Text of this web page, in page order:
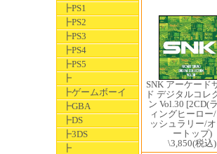
┣PS1
┣PS2
┣PS3
┣PS4
┣PS5
┣
┣ゲームボーイ
┣GBA
┣DS
┣3DS
┣
SNK アーケード
ド デジタルコレ
ン Vol.30 [2CD(
ィングヒーロー
ッシュラリー/
ートップ)
\3,850(税込)